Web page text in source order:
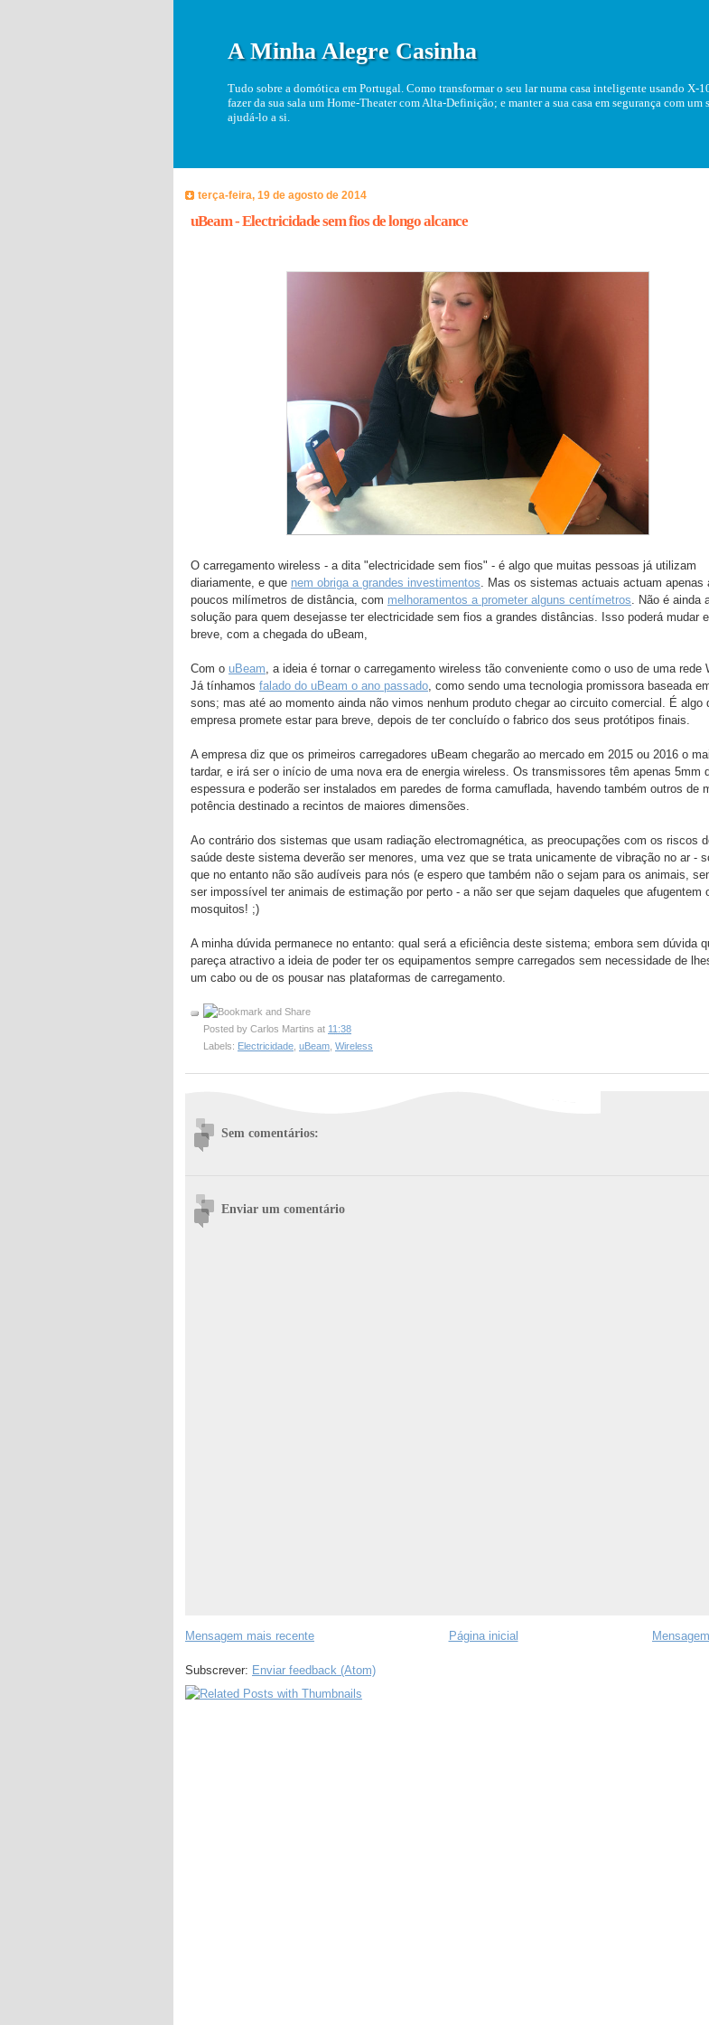
A Minha Alegre Casinha
Tudo sobre a domótica em Portugal. Como transformar o seu lar numa casa inteligente usando X-
fazer da sua sala um Home-Theater com Alta-Definição; e manter a sua casa em segurança com
ajudá-lo a si.
terça-feira, 19 de agosto de 2014
uBeam - Electricidade sem fios de longo alcance
O carregamento wireless - a dita "electricidade sem fios" - é algo que muitas pessoas já utilizam
diariamente, e que nem obriga a grandes investimentos. Mas os sistemas actuais actuam apenas
poucos milímetros de distância, com melhoramentos a prometer alguns centímetros. Não é ainda
solução para quem desejasse ter electricidade sem fios a grandes distâncias. Isso poderá mudar
breve, com a chegada do uBeam,
Com o uBeam, a ideia é tornar o carregamento wireless tão conveniente como o uso de uma rede
Já tínhamos falado do uBeam o ano passado, como sendo uma tecnologia promissora baseada
sons; mas até ao momento ainda não vimos nenhum produto chegar ao circuito comercial. É algo
empresa promete estar para breve, depois de ter concluído o fabrico dos seus protótipos finais.
A empresa diz que os primeiros carregadores uBeam chegarão ao mercado em 2015 ou 2016 o
tardar, e irá ser o início de uma nova era de energia wireless. Os transmissores têm apenas 5mm
espessura e poderão ser instalados em paredes de forma camuflada, havendo também outros de
potência destinado a recintos de maiores dimensões.
Ao contrário dos sistemas que usam radiação electromagnética, as preocupações com os riscos
saúde deste sistema deverão ser menores, uma vez que se trata unicamente de vibração no ar -
que no entanto não são audíveis para nós (e espero que também não o sejam para os animais,
ser impossível ter animais de estimação por perto - a não ser que sejam daqueles que afugentem
mosquitos! ;)
A minha dúvida permanece no entanto: qual será a eficiência deste sistema; embora sem dúvida
pareça atractivo a ideia de poder ter os equipamentos sempre carregados sem necessidade de
um cabo ou de os pousar nas plataformas de carregamento.
Posted by Carlos Martins at 11:38
Labels: Electricidade, uBeam, Wireless
Sem comentários:
Enviar um comentário
Mensagem mais recente Página inicial
Subscrever: Enviar feedback (Atom)